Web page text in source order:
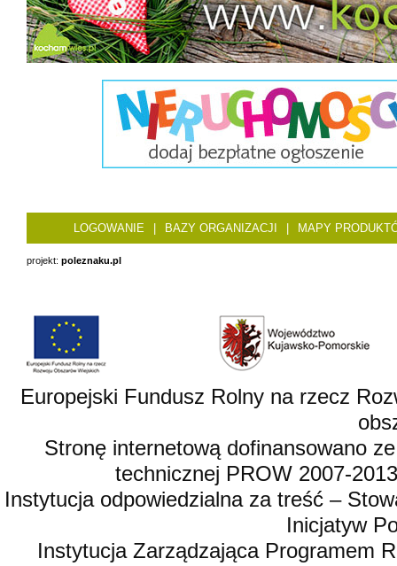
LOGOWANIE BAZY ORGANIZACJI MAPY
projekt: poleznaku.pl
Europejski Fundusz Rolny na rzecz
Stronę internetową dofinansowano
technicznej PROW 2007-
Instytucja odpowiedzialna za treść –
Inicjatyw
Instytucja Zarządzająca Programem